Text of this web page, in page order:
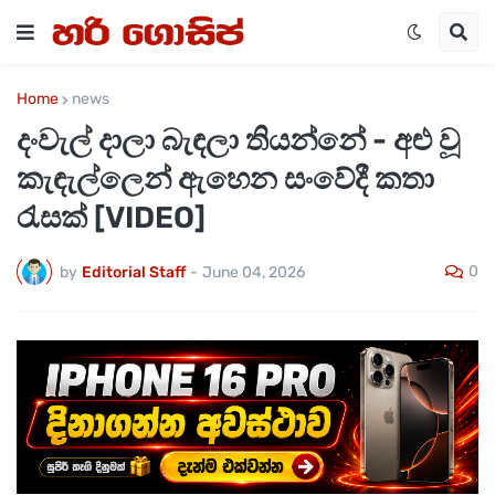
Home news
දංවැල් දාලා බැඳලා තියන්නේ - අළු වූ
කැඳැල්ලෙන් ඇහෙන සංවේදී කතා
රැසක් [VIDEO]
by Editorial Staff - June 04, 2026 0